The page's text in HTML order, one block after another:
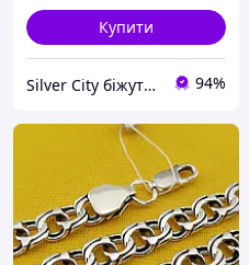
Купити
Silver City біжутерія 94%